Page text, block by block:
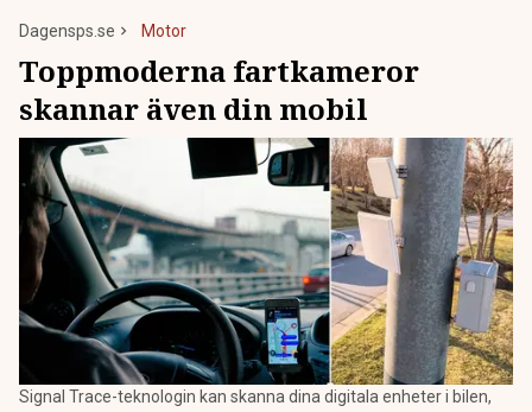
Dagensps.se Motor
Toppmoderna fartkameror
skannar även din mobil
Signal Trace-teknologin kan skanna dina digitala enheter i bilen,